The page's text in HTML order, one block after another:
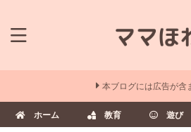
本ブログには広告が含
ホーム 教育 遊び